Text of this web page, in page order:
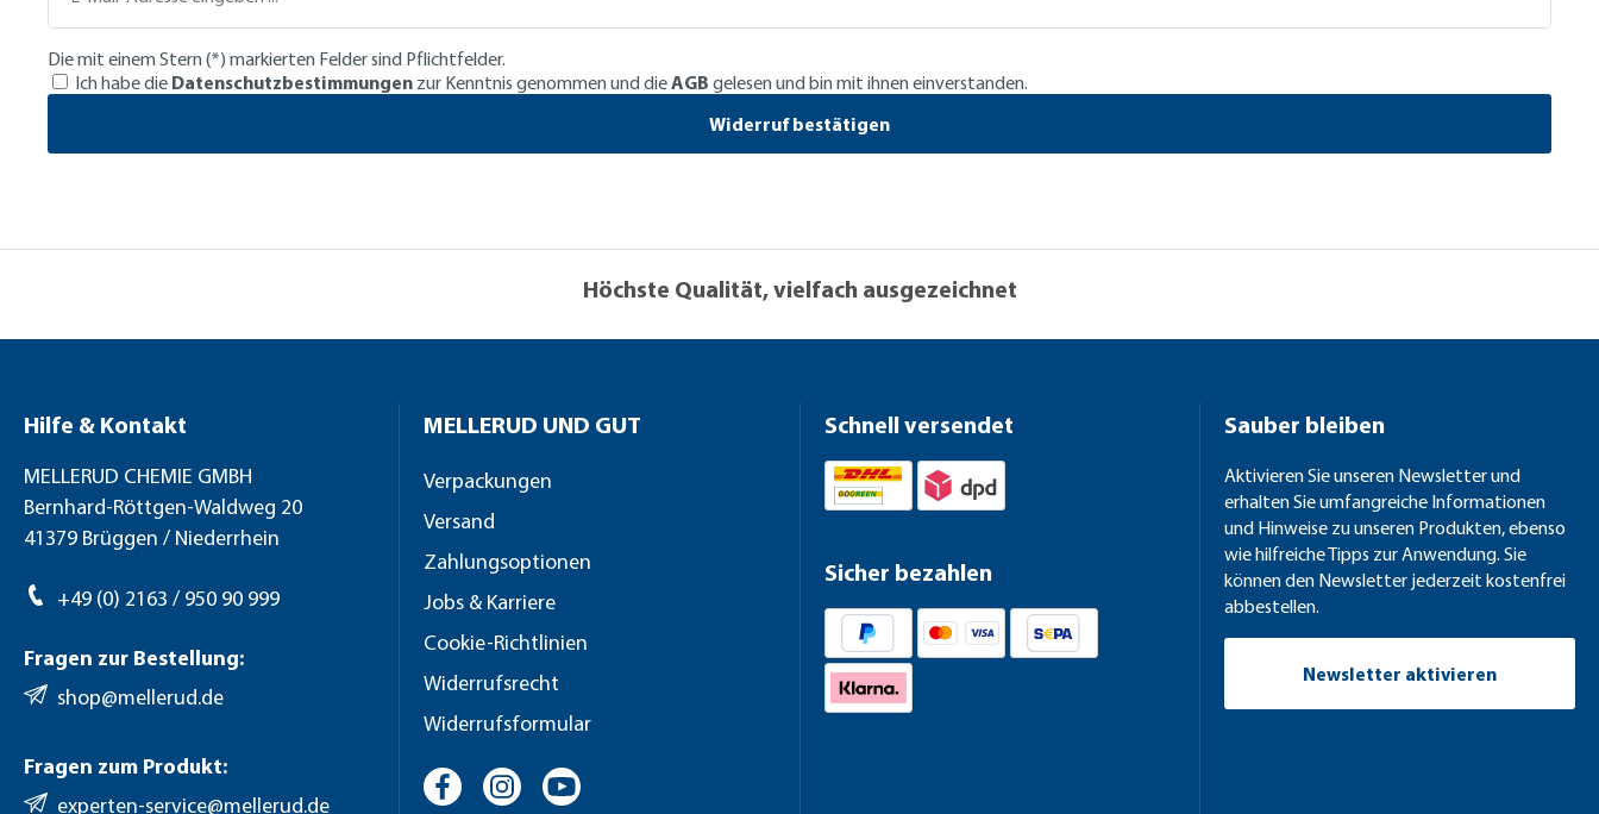
Die mit einem Stern (*) markierten Felder sind Pflichtfelder.
Ich habe die Datenschutzbestimmungen zur Kenntnis genommen und dieAGB gelesen und bin mit ihnen einverstanden.
Widerruf bestätigen
Höchste Qualität, vielfach ausgezeichnet
Hilfe & Kontakt
MELLERUD CHEMIE GMBH
Bernhard-Röttgen-Waldweg 20
41379 Brüggen / Niederrhein
+49 (0) 2163 / 950 90 999
Fragen zur Bestellung:
shop@mellerud.de
Fragen zum Produkt:
experten-service@mellerud.de
MELLERUD UND GUT
Verpackungen
Versand
Zahlungsoptionen
Jobs & Karriere
Cookie-Richtlinien
Widerrufsrecht
Widerrufsformular
Schnell versendet
Sicher bezahlen
Sauber bleiben
Aktivieren Sie unseren Newsletter und
erhalten Sie umfangreiche Informationen
und Hinweise zu unseren Produkten, ebenso
wie hilfreiche Tipps zur Anwendung. Sie
können den Newsletter jederzeit kostenfrei
abbestellen.
Newsletter aktivieren